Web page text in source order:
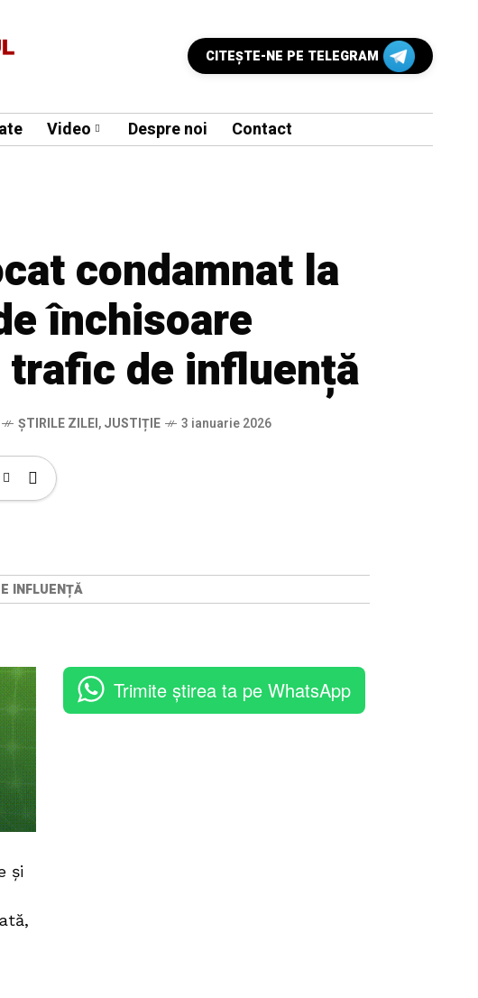
CITEŞTE-NE PE TELEGRAM
Video Despre noi Contact
condamnat la
închisoare
de influență
ȘTIRILE ZILEI,JUSTIȚIE 3 ianuarie 2026
INFLUENȚĂ
și
Trimite știrea ta pe WhatsApp